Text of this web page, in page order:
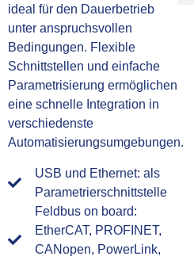
ideal für den Dauerbetrieb
unter anspruchsvollen
Bedingungen. Flexible
Schnittstellen und einfache
Parametrisierung ermöglichen
eine schnelle Integration in
verschiedenste
Automatisierungsumgebungen.
USB und Ethernet: als
Parametrierschnittstelle
Feldbus on board:
EtherCAT, PROFINET,
CANopen, PowerLink,